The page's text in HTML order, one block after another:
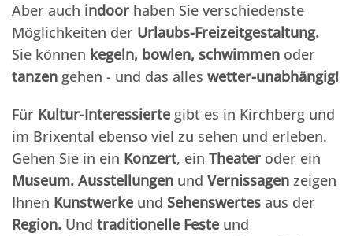
Aber auch indoor haben Sie verschiedenste
Möglichkeiten der Urlaubs-Freizeitgestaltung.
Sie können kegeln, bowlen, schwimmen oder
tanzen gehen - und das alles wetter-unabhängig!
Für Kultur-Interessierte gibt es in Kirchberg und
im Brixental ebenso viel zu sehen und erleben.
Gehen Sie in ein Konzert, ein Theater oder ein
Museum. Ausstellungen und Vernissagen zeigen
Ihnen Kunstwerke und Sehenswertes aus der
Region. Und traditionelle Feste und